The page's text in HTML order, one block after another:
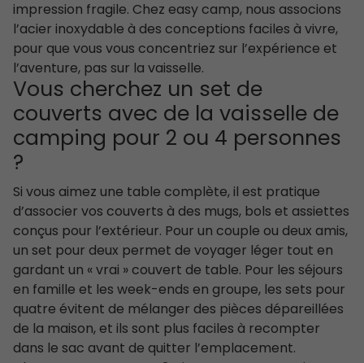
impression fragile. Chez easy camp, nous associons
l’acier inoxydable à des conceptions faciles à vivre,
pour que vous vous concentriez sur l’expérience et
l’aventure, pas sur la vaisselle.
Vous cherchez un set de
couverts avec de la vaisselle de
camping pour 2 ou 4 personnes
?
Si vous aimez une table complète, il est pratique
d’associer vos couverts à des mugs, bols et assiettes
conçus pour l’extérieur. Pour un couple ou deux amis,
un set pour deux permet de voyager léger tout en
gardant un « vrai » couvert de table. Pour les séjours
en famille et les week-ends en groupe, les sets pour
quatre évitent de mélanger des pièces dépareillées
de la maison, et ils sont plus faciles à recompter
dans le sac avant de quitter l’emplacement.